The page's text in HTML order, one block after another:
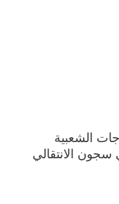
الشعبية
الانتقالي